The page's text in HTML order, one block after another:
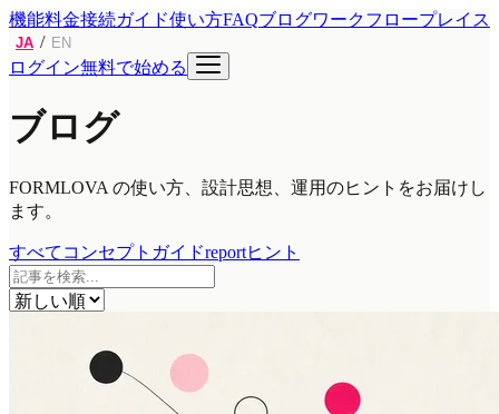
機能料金接続ガイド使い方FAQブログワークフロープレイス
JA / EN
ログイン無料で始める
ブログ
FORMLOVA の使い方、設計思想、運用のヒントをお届けし
ます。
すべて コンセプト ガイドreportヒント